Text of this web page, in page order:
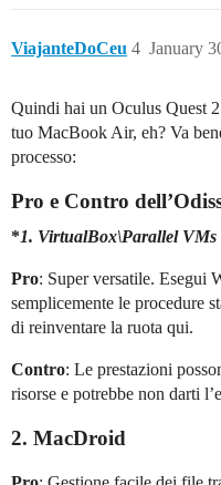
ViajanteDoCeu January
4
Quindi hai un Oculus Quest
tuo MacBook Air, eh? Va
processo:
Pro e Contro
*1. VirtualBox\Parallel VMs
Pro: Super versatile. Esegui
semplicemente le procedure
di reinventare la ruota qui.
Contro: Le prestazioni
risorse e potrebbe non darti
2. MacDroid